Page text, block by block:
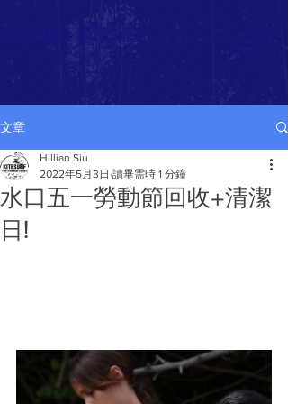
文章
水口五一勞動節回收+清潔
日!
Hillian Siu
2022年5月3日 讀畢需時 1 分鐘